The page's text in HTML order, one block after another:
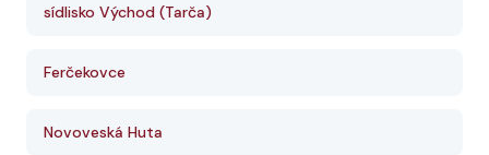
sídlisko Východ (Tarča)
Ferčekovce
Novoveská Huta